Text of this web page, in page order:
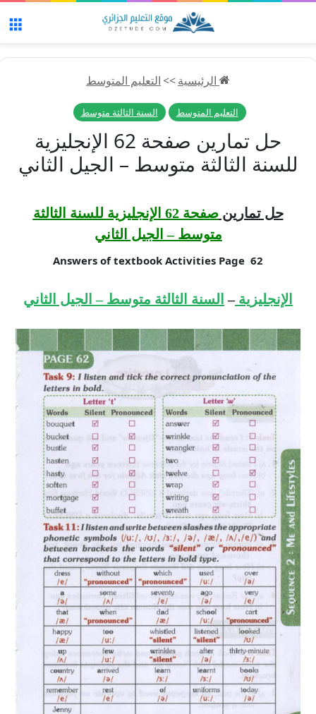
الرئيسية>>التعليم المتوسط
التعليم المتوسط السنة الثالثة متوسط
حل تمارين صفحة 62 الإنجليزية
للسنة الثالثة متوسط – الجيل الثاني
حل تمارين
صفحة 62 الإنجليزية للسنة الثالثة
متوسط – الجيل الثاني
62 Answers of textbook Activities Page
الإنجليزية– السنة الثالثة متوسط – الجيل الثاني